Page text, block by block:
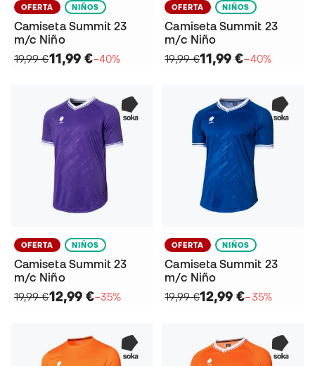
OFERTA NIÑOS
Camiseta Summit 23
m/c Niño
19,99 €11,99 €−40%
OFERTA NIÑOS
Camiseta Summit 23
m/c Niño
19,99 €11,99 €−40%
OFERTA NIÑOS
Camiseta Summit 23
m/c Niño
19,99 €12,99 €−35%
OFERTA NIÑOS
Camiseta Summit 23
m/c Niño
19,99 €12,99 €−35%